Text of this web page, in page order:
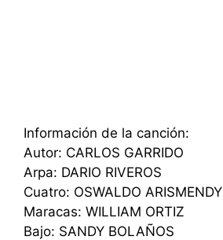
Información de la canción:
Autor: CARLOS GARRIDO
Arpa: DARIO RIVEROS
Cuatro: OSWALDO ARISMENDY
Maracas: WILLIAM ORTIZ
Bajo: SANDY BOLAÑOS